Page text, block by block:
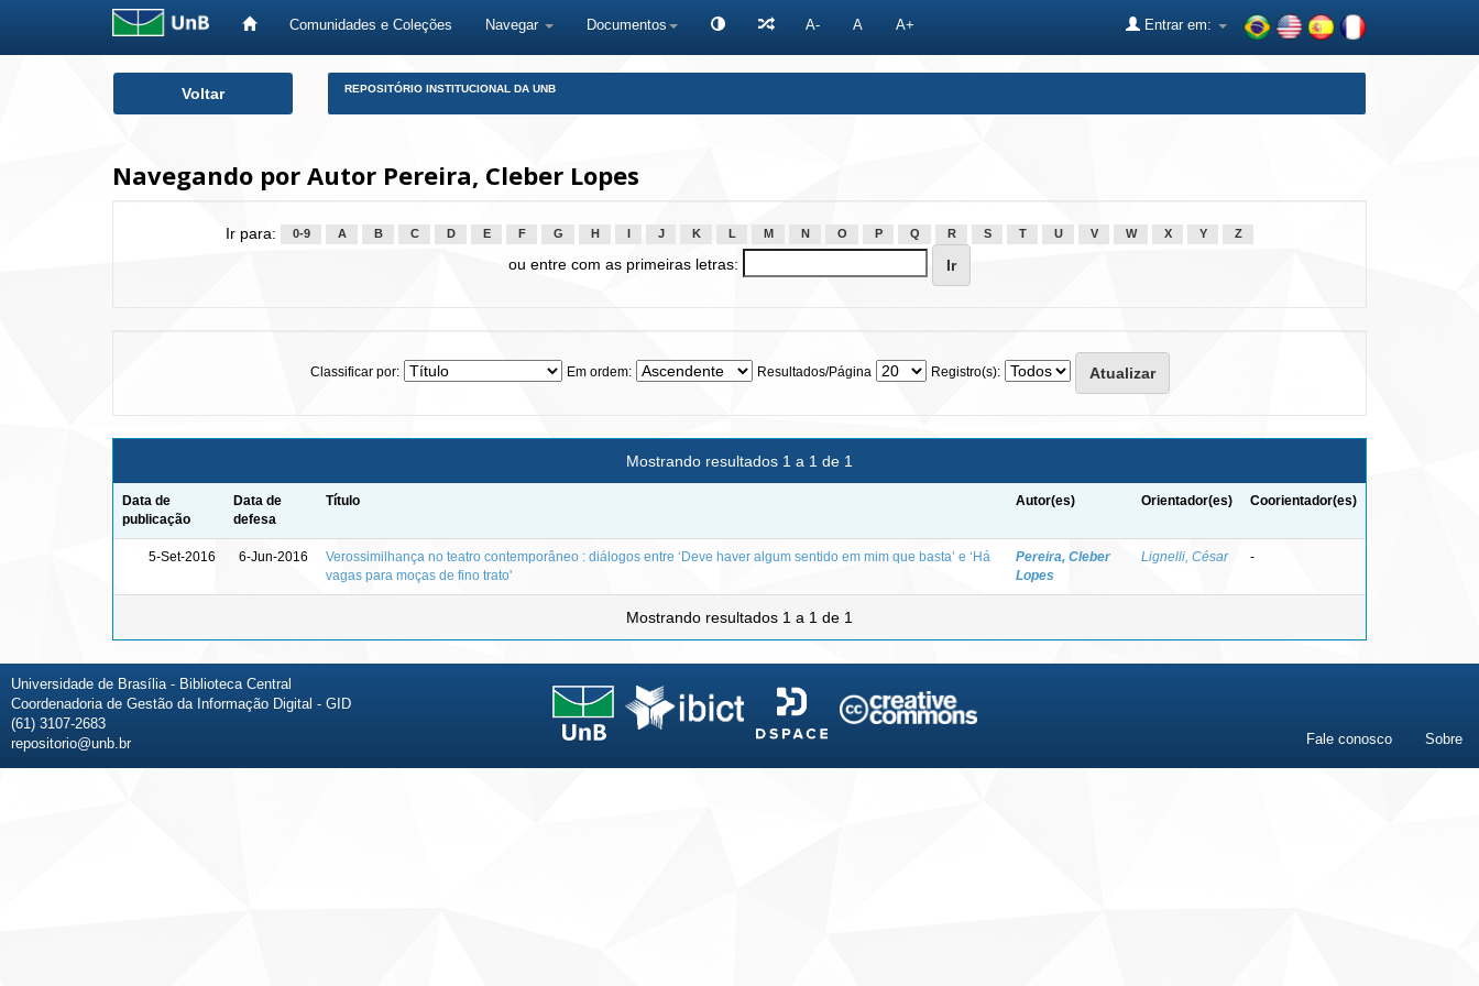
Comunidades e Coleções Navegar Documentos A- A A+ Entrar em:
Voltar REPOSITÓRIO INSTITUCIONAL DA UNB
Navegando por Autor Pereira, Cleber Lopes
Ir para: 0-9 A B C D E F G H J K L M N O P Q R S T U V W X Y Z
ou entre com as primeiras letras:
Classificar por: Em ordem: Resultados/Página Registro(s):
Mostrando resultados 1 a 1 de 1
Data de
publicação
Data de
defesa
Título Autor(es) Orientador(es) Coorientador(es)
5-Set-2016 6-Jun-2016
Verossimilhança no teatro contemporâneo : diálogos entre ‘Deve haver algum sentido em mim que basta’ e ‘Há
vagas para moças de fino trato'
Pereira, Cleber
Lopes
Lignelli, César -
Mostrando resultados 1 a 1 de 1
Universidade de Brasília - Biblioteca Central
Coordenadoria de Gestão da Informação Digital - GID
(61) 3107-2683
repositorio@unb.br
Fale conosco Sobre